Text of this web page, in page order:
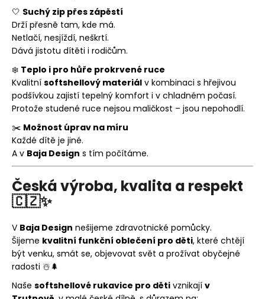
🤍 Suchý zip přes zápěstí
Drží přesně tam, kde má.
Netlačí, nesjíždí, neškrtí.
Dává jistotu dítěti i rodičům.
❄️ Teplo i pro hůře prokrvené ruce
Kvalitní softshellový materiál v kombinaci s hřejivou
podšívkou zajistí tepelný komfort i v chladném počasí.
Protože studené ruce nejsou maličkost – jsou nepohodlí.
✂️ Možnost úprav na míru
Každé dítě je jiné.
A v Baja Design s tím počítáme.
Česká výroba, kvalita a respekt
🇨🇿✨
V Baja Design nešijeme zdravotnické pomůcky.
Šijeme kvalitní funkční oblečení pro děti, které chtějí
být venku, smát se, objevovat svět a prožívat obyčejné
radosti ☃️🌲
Naše softshellové rukavice pro děti vznikají v